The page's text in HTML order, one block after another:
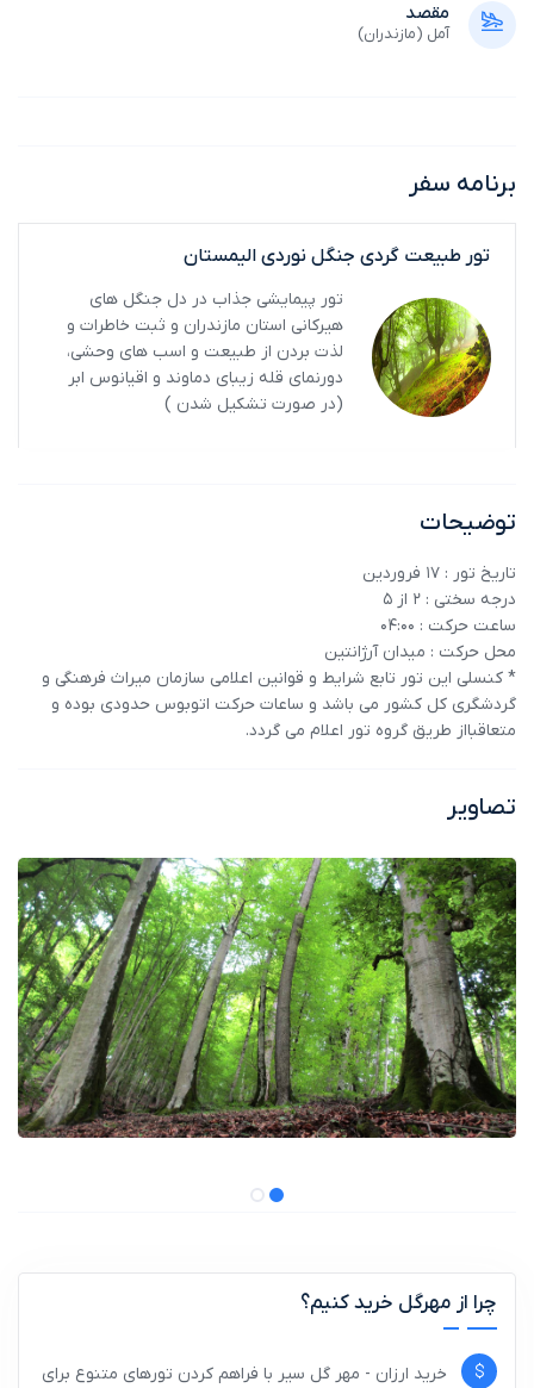
مقصد
آمل (مازندران)
برنامه سفر
تور طبیعت گردی جنگل نوردی الیمستان
تور پیمایشی جذاب در دل جنگل های
هیرکانی استان مازندران و ثبت خاطرات و
لذت بردن از طبیعت و اسب های وحشی،
دورنمای قله زیبای دماوند و اقیانوس ابر
(در صورت تشکیل شدن )
توضیحات
تاریخ تور : 17 فروردین
درجه سختی : 2 از 5
ساعت حرکت : 04:00
محل حرکت : میدان آرژانتین
* کنسلی این تور تابع شرایط و قوانین اعلامی سازمان میراث فرهنگی و
گردشگری کل کشور می باشد و ساعات حرکت اتوبوس حدودی بوده و
متعاقبااز طریق گروه تور اعلام می گردد.
تصاویر
چرا از مهرگل خرید کنیم؟
خرید ارزان - مهر گل سیر با فراهم کردن تورهای متنوع برای